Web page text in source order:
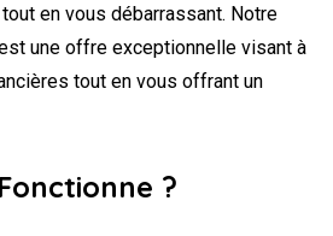
en vous débarrassant. Notre
une offre exceptionnelle visant à
tout en vous offrant un
?